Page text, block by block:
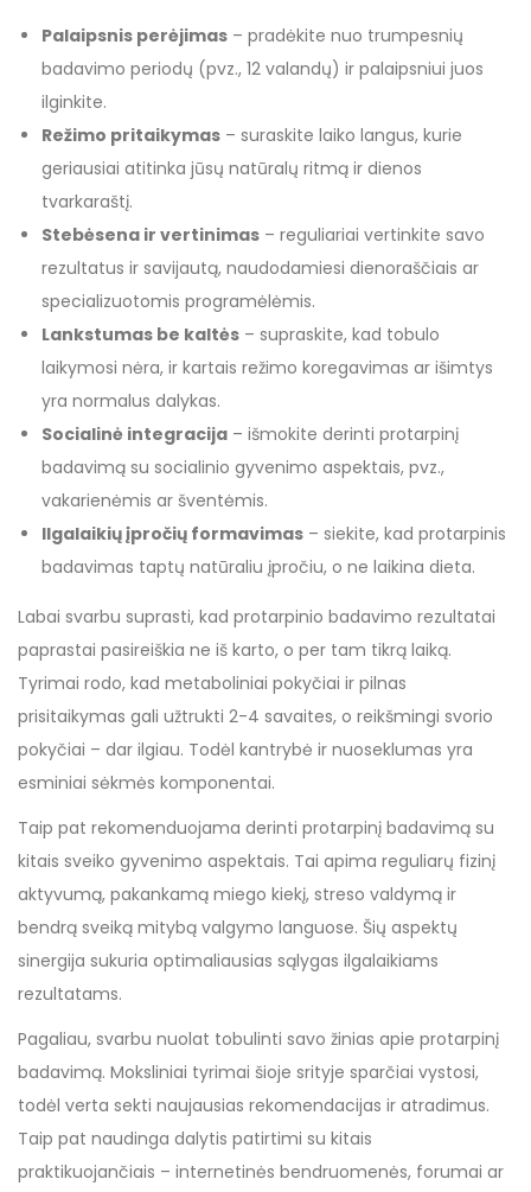
Palaipsnis perėjimas – pradėkite nuo trumpesnių
badavimo periodų (pvz., 12 valandų) ir palaipsniui juos
ilginkite.
Režimo pritaikymas – suraskite laiko langus, kurie
geriausiai atitinka jūsų natūralų ritmą ir dienos
tvarkaraštį.
Stebėsena ir vertinimas – reguliariai vertinkite savo
rezultatus ir savijautą, naudodamiesi dienoraščiais ar
specializuotomis programėlėmis.
Lankstumas be kaltės – supraskite, kad tobulo
laikymosi nėra, ir kartais režimo koregavimas ar išimtys
yra normalus dalykas.
Socialinė integracija – išmokite derinti protarpinį
badavimą su socialinio gyvenimo aspektais, pvz.,
vakarienėmis ar šventėmis.
Ilgalaikių įpročių formavimas – siekite, kad protarpinis
badavimas taptų natūraliu įpročiu, o ne laikina dieta.
Labai svarbu suprasti, kad protarpinio badavimo rezultatai
paprastai pasireiškia ne iš karto, o per tam tikrą laiką.
Tyrimai rodo, kad metaboliniai pokyčiai ir pilnas
prisitaikymas gali užtrukti 2-4 savaites, o reikšmingi svorio
pokyčiai – dar ilgiau. Todėl kantrybė ir nuoseklumas yra
esminiai sėkmės komponentai.
Taip pat rekomenduojama derinti protarpinį badavimą su
kitais sveiko gyvenimo aspektais. Tai apima reguliarų fizinį
aktyvumą, pakankamą miego kiekį, streso valdymą ir
bendrą sveiką mitybą valgymo languose. Šių aspektų
sinergija sukuria optimaliausias sąlygas ilgalaikiams
rezultatams.
Pagaliau, svarbu nuolat tobulinti savo žinias apie protarpinį
badavimą. Moksliniai tyrimai šioje srityje sparčiai vystosi,
todėl verta sekti naujausias rekomendacijas ir atradimus.
Taip pat naudinga dalytis patirtimi su kitais
praktikuojančiais – internetinės bendruomenės, forumai ar